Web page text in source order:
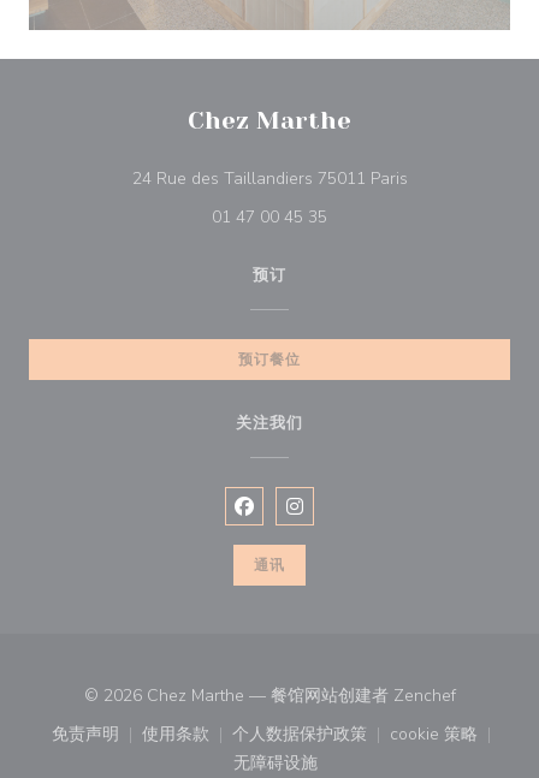
Chez Marthe
24 Rue des Taillandiers 75011 Paris((在新窗口中打开
01 47 00 45 35
预订
预订餐位
关注我们
Facebook ((在新窗口中打开))
Instagram ((在新窗口中打开))
通讯
© 2026 Chez Marthe — 餐馆网站创建者 Zenchef((在新窗口
免责声明
((在新窗口中打开))
使用条款
((在新窗口中打开))
个人数据保护政策
((在新窗口中打开))
cookie 策略
((在新窗口
无障碍设施